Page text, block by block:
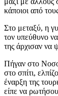
κάποιοι από
Στο μεταξύ, η
τον υπεύθυνο
της άρχισαν να
Πήγαν στο
στο σπίτι,
έναρξη της
είπε να